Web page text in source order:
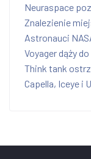
Neuraspace
Znalezienie
Astronauci
Voyager dąży
Think tank
Capella, Iceye i